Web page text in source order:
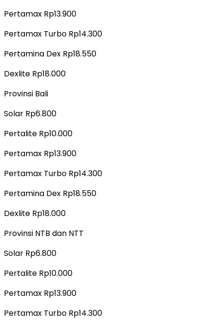
Pertamax Rp13.900
Pertamax Turbo Rp14.300
Pertamina Dex Rp18.550
Dexlite Rp18.000
Provinsi Bali
Solar Rp6.800
Pertalite Rp10.000
Pertamax Rp13.900
Pertamax Turbo Rp14.300
Pertamina Dex Rp18.550
Dexlite Rp18.000
Provinsi NTB dan NTT
Solar Rp6.800
Pertalite Rp10.000
Pertamax Rp13.900
Pertamax Turbo Rp14.300